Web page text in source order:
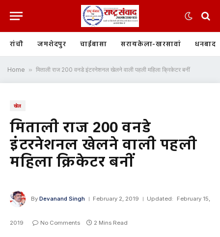
रांची जमशेदपुर चाईबासा सरायकेला-खरसावां धनबाद
Home » मिताली राज 200 वनडे इंटरनेशनल खेलने वाली पहली महिला क्रिकेटर बनीं
खेल
मिताली राज 200 वनडे
इंटरनेशनल खेलने वाली पहली
महिला क्रिकेटर बनीं
By Devanand Singh February 2, 2019 Updated: February 15,
2019 No Comments 2 Mins Read